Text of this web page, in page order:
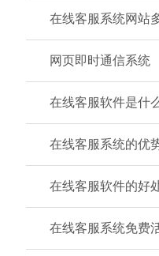
在线客服系统网站
网页即时通信系统
在线客服软件是什
在线客服系统的优
在线客服软件的好
在线客服系统免费